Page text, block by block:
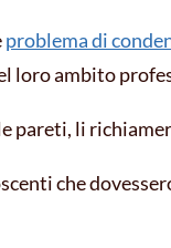
problema di
loro ambito
pareti, li
che